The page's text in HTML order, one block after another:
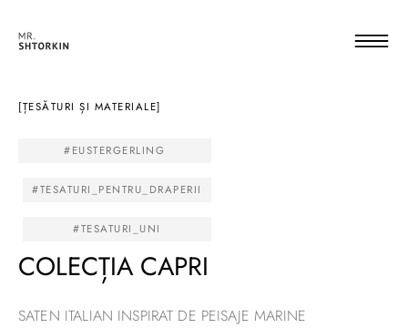
[ȚESĂTURI ȘI MATERIALE]
#EUSTERGERLING
#TESATURI_PENTRU_DRAPERII
#TESATURI_UNI
COLECȚIA CAPRI
SATEN ITALIAN INSPIRAT DE PEISAJE MARINE